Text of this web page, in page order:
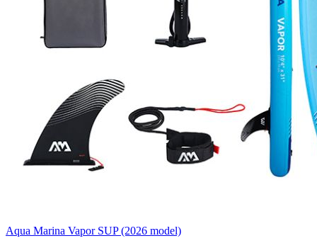
Aqua Marina Vapor SUP (2026 model)